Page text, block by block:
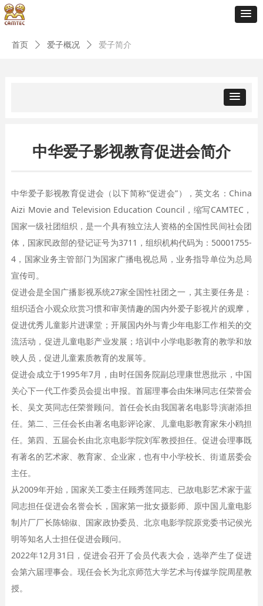
中华爱子影视教育促进会简介
中华爱子影视教育促进会（以下简称“促进会”），英文名：China
Aizi Movie and Television Education Council，缩写CAMTEC，
国家一级社团组织，是一个具有独立法人资格的全国性民间社会团
体，国家民政部的登记证号为3711，组织机构代码为：50001755-
4，国家业务主管部门为国家广播电视总局，业务指导单位为总局
宣传司。
促进会是全国广播影视系统27家全国性社团之一，其主要任务是：
组织适合小观众欣赏习惯和审美情趣的国内外爱子影视片的观摩，
促进优秀儿童影片进课堂；开展国内外与青少年电影工作相关的交
流活动，促进儿童电影产业发展；培训中小学电影教育的教学和放
映人员，促进儿童素质教育的发展等。
促进会成立于1995年7月，由时任国务院副总理康世恩批示，中国
关心下一代工作委员会提出申报。首届理事会由朱琳同志任荣誉会
长、吴文英同志任荣誉顾问。首任会长由我国著名电影导演谢添担
任。第二、三任会长由著名电影评论家、儿童电影教育家朱小鸥担
任。第四、五届会长由北京电影学院刘军教授担任。促进会理事既
有著名的艺术家、教育家、企业家，也有中小学校长、街道居委会
主任。
从2009年开始，国家关工委主任顾秀莲同志、已故电影艺术家于蓝
同志担任促进会名誉会长，国家第一批女摄影师、原中国儿童电影
制片厂厂长陈锦俶、国家政协委员、北京电影学院原党委书记侯光
明等知名人士担任促进会顾问。
2022年12月31日，促进会召开了会员代表大会，选举产生了促进
会第六届理事会。现任会长为北京师范大学艺术与传媒学院周星教
授。
首页 ꄲ 爱子概况 ꄲ 爱子简介